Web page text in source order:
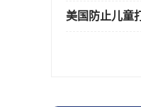
美国防止儿童